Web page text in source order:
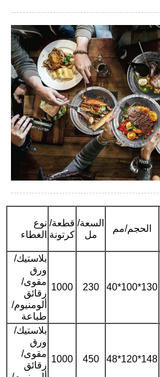
الحجم/مم
السعة/
مل
قطعة/
كرتونة
نوع
الغطاء
130*100*40
230
1000
بلاستيك/
ورق
مقوى/
رقائق
ألومنيوم/
طباعة
148*120*48
450
1000
بلاستيك/
ورق
مقوى/
رقائق